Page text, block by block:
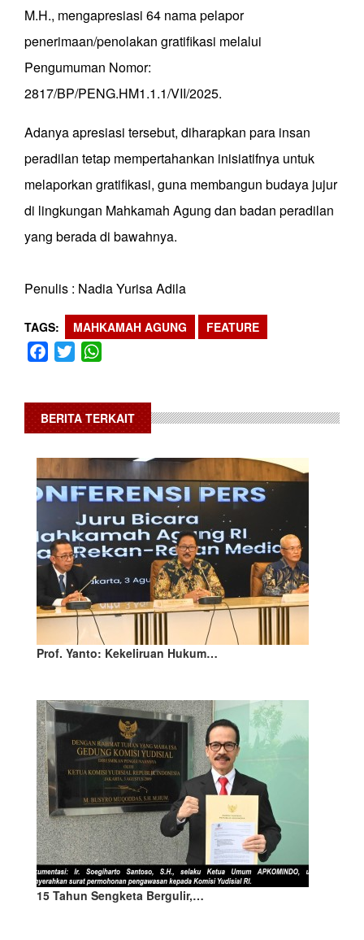
M.H., mengapresiasi 64 nama pelapor
penerimaan/penolakan gratifikasi melalui
Pengumuman Nomor:
2817/BP/PENG.HM1.1.1/VII/2025.
Adanya apresiasi tersebut, diharapkan para insan
peradilan tetap mempertahankan inisiatifnya untuk
melaporkan gratifikasi, guna membangun budaya jujur
di lingkungan Mahkamah Agung dan badan peradilan
yang berada di bawahnya.
Penulis : Nadia Yurisa Adila
TAGS MAHKAMAH AGUNG FEATURE
Facebook
Twitter
BERITA TERKAIT
Prof. Yanto: Kekeliruan Hukum…
15 Tahun Sengketa Bergulir,…